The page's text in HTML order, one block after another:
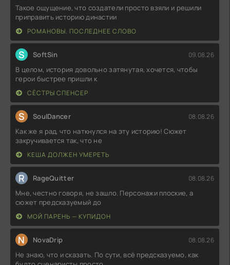
Такое ощущение, что создатели просто взяли и решили
приправить историю династии
РОМАНОВЫ. ПОСЛЕДНЕЕ СЛОВО
S SoftSin 09.08.26
В целом, история довольно затянутая, хочется, чтобы
герои быстрее пришли к
СЁСТРЫ СПЕНСЕР
S SoulDancer 08.08.26
Как же я рад, что наткнулся на эту историю! Сюжет
закручивается так, что не
КЕША ДОЛЖЕН УМЕРЕТЬ
R RageQuitter 08.08.26
Мне, честно говоря, не зашло. Персонажи плоские, а
сюжет предсказуемый до
МОЙ ПАРЕНЬ — КУПИДОН
N NovaDrip 08.08.26
Не знаю, что и сказать. По сути, всё предсказуемо, как